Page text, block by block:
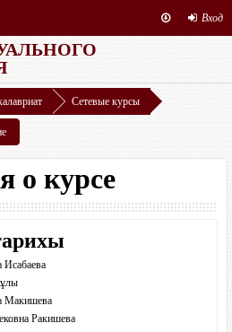
Вход
ДВО Ресурсы
Сетевые курсы
о курсе
Исабаева
Макишева
Ракишева